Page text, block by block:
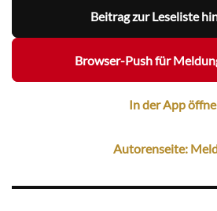
Beitrag zur Leseliste
Browser-Push für
In der App
Autorenseite: